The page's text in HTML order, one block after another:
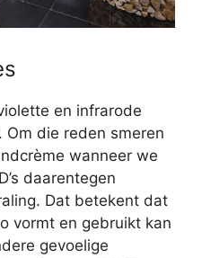
en infrarode
die reden smeren
wanneer we
daarentegen
Dat betekent dat
vormt en gebruikt kan
gevoelige